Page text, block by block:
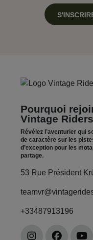
Pourquoi
Vintage
Révélez l’aventurier qui
de caractère sur les
d’exception pour les
partage.
53 Rue Président
+33487913196